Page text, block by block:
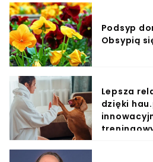
Podsyp
Obsypią
Lepsza
dzięki